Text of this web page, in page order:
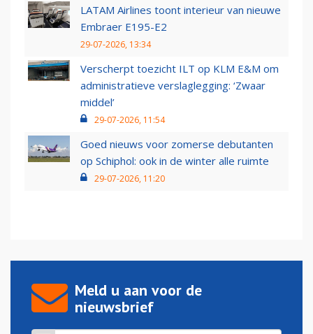
LATAM Airlines toont interieur van nieuwe
Embraer E195-E2
29-07-2026, 13:34
Verscherpt toezicht ILT op KLM E&M om
administratieve verslaglegging: ‘Zwaar
middel’
29-07-2026, 11:54
Goed nieuws voor zomerse debutanten
op Schiphol: ook in de winter alle ruimte
29-07-2026, 11:20
Meld u aan voor de
nieuwsbrief